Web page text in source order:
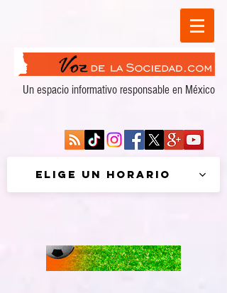
Un espacio informativo responsable en México
Elige un horario